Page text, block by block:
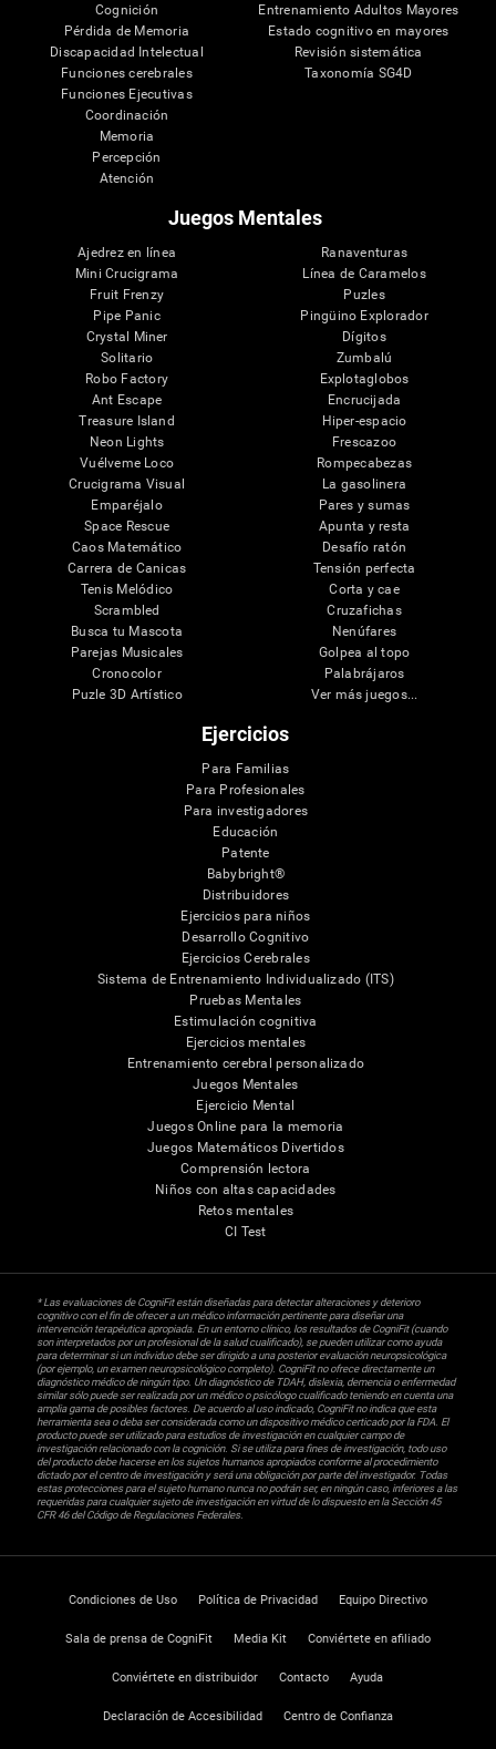
Cognición
Pérdida de Memoria
Discapacidad Intelectual
Funciones cerebrales
Funciones Ejecutivas
Coordinación
Memoria
Percepción
Atención
Entrenamiento Adultos Mayores
Estado cognitivo en mayores
Revisión sistemática
Taxonomía SG4D
Juegos Mentales
Ajedrez en línea
Mini Crucigrama
Fruit Frenzy
Pipe Panic
Crystal Miner
Solitario
Robo Factory
Ant Escape
Treasure Island
Neon Lights
Vuélveme Loco
Crucigrama Visual
Emparéjalo
Space Rescue
Caos Matemático
Carrera de Canicas
Tenis Melódico
Scrambled
Busca tu Mascota
Parejas Musicales
Cronocolor
Puzle 3D Artístico
Ranaventuras
Línea de Caramelos
Puzles
Pingüino Explorador
Dígitos
Zumbalú
Explotaglobos
Encrucijada
Hiper-espacio
Frescazoo
Rompecabezas
La gasolinera
Pares y sumas
Apunta y resta
Desafío ratón
Tensión perfecta
Corta y cae
Cruzafichas
Nenúfares
Golpea al topo
Palabrájaros
Ver más juegos...
Ejercicios
Para Familias
Para Profesionales
Para investigadores
Educación
Patente
Babybright®
Distribuidores
Ejercicios para niños
Desarrollo Cognitivo
Ejercicios Cerebrales
Sistema de Entrenamiento Individualizado (ITS)
Pruebas Mentales
Estimulación cognitiva
Ejercicios mentales
Entrenamiento cerebral personalizado
Juegos Mentales
Ejercicio Mental
Juegos Online para la memoria
Juegos Matemáticos Divertidos
Comprensión lectora
Niños con altas capacidades
Retos mentales
CI Test
* Las evaluaciones de CogniFit están diseñadas para detectar alteraciones y deterioro
cognitivo con el fin de ofrecer a un médico información pertinente para diseñar una
intervención terapéutica apropiada. En un entorno clínico, los resultados de CogniFit (cuando
son interpretados por un profesional de la salud cualificado), se pueden utilizar como ayuda
para determinar si un individuo debe ser dirigido a una posterior evaluación neuropsicológica
(por ejemplo, un examen neuropsicológico completo). CogniFit no ofrece directamente un
diagnóstico médico de ningún tipo. Un diagnóstico de TDAH, dislexia, demencia o enfermedad
similar sólo puede ser realizada por un médico o psicólogo cualificado teniendo en cuenta una
amplia gama de posibles factores. De acuerdo al uso indicado, CogniFit no indica que esta
herramienta sea o deba ser considerada como un dispositivo médico certicado por la FDA. El
producto puede ser utilizado para estudios de investigación en cualquier campo de
investigación relacionado con la cognición. Si se utiliza para fines de investigación, todo uso
del producto debe hacerse en los sujetos humanos apropiados conforme al procedimiento
dictado por el centro de investigación y será una obligación por parte del investigador. Todas
estas protecciones para el sujeto humano nunca no podrán ser, en ningún caso, inferiores a las
requeridas para cualquier sujeto de investigación en virtud de lo dispuesto en la Sección 45
CFR 46 del Código de Regulaciones Federales.
Condiciones de Uso Política de Privacidad Equipo Directivo
Sala de prensa de CogniFit Media Kit Conviértete en afiliado
Conviértete en distribuidor Contacto Ayuda
Declaración de Accesibilidad Centro de Confianza